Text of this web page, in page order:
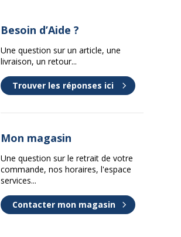
Besoin d’Aide ?
Une question sur un article, une
livraison, un retour...
Trouver les réponses ici
Mon magasin
Une question sur le retrait de votre
commande, nos horaires, l'espace
services...
Contacter mon magasin